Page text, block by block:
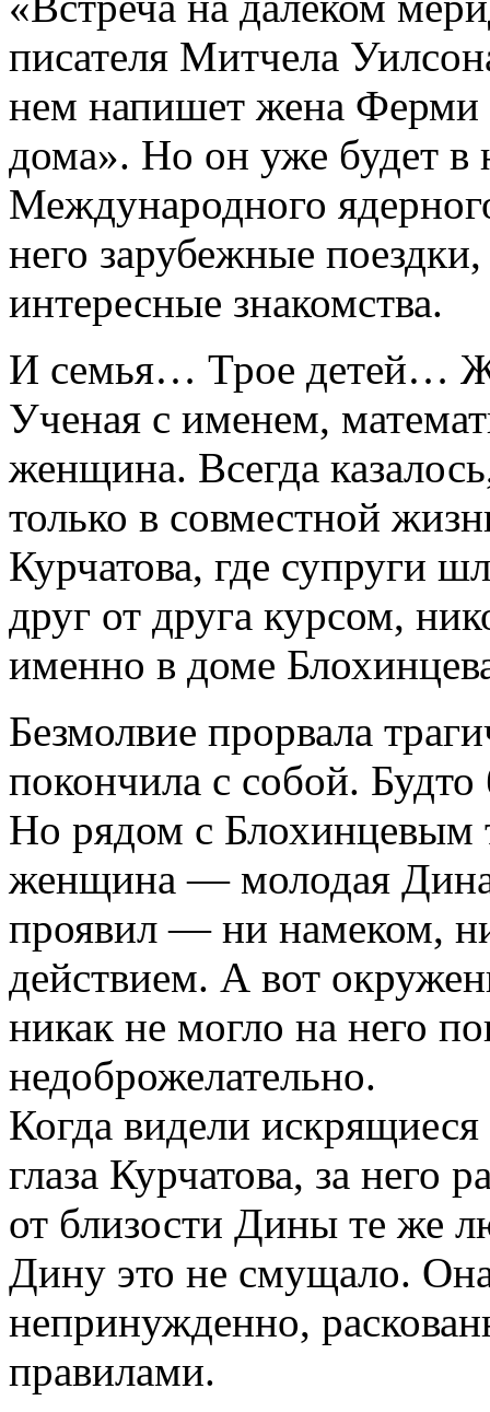
писателя Митчела
нем напишет жена Ферми
дома». Но он уже будет
Международного
него зарубежные
интересные знакомства.
И семья… Трое детей…
Ученая с именем,
женщина. Всегда
только в совместной
Курчатова, где супруги
друг от друга курсом,
именно в доме
Безмолвие прорвала
покончила с собой.
Но рядом с Блохинцевым
женщина — молодая
проявил — ни намеком,
действием. А вот
никак не могло на него
недоброжелательно.
Когда видели
глаза Курчатова, за него
от близости Дины те же
Дину это не смущало. Она
непринужденно,
правилами.